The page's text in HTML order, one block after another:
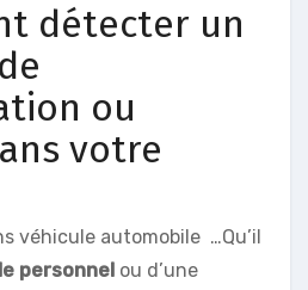
détecter un
ou
votre
véhicule automobile …Qu’il
personnel ou d’une